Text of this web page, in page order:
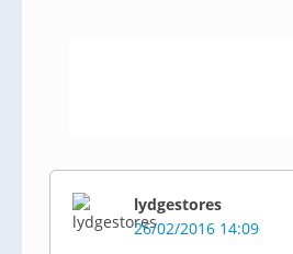
lydgestores
26/02/2016 14:09